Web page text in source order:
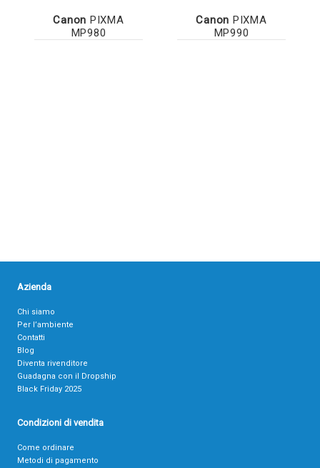
Canon PIXMA
MP980
Canon PIXMA
MP990
Azienda
Chi siamo
Per l’ambiente
Contatti
Blog
Diventa rivenditore
Guadagna con il Dropship
Black Friday 2025
Condizioni di vendita
Come ordinare
Metodi di pagamento